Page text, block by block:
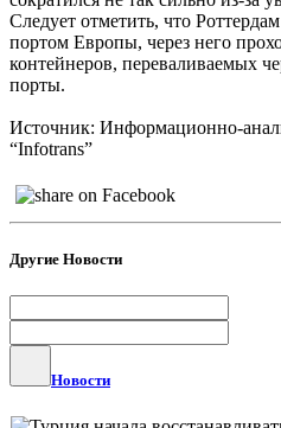
Следует отметить, что
портом Европы, через него
контейнеров, переваливаемых
порты.
Источник: Информационно-
“Infotrans”
Другие Новости
Новости